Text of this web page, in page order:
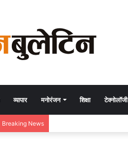
व्यापार मनोरंजन शिक्षा टेक्नोलॉजी
Breaking News